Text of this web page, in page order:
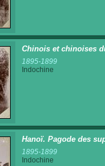
Chinois et chinoises
1895-1899
Indochine
Hanoï. Pagode des
1895-1899
Indochine